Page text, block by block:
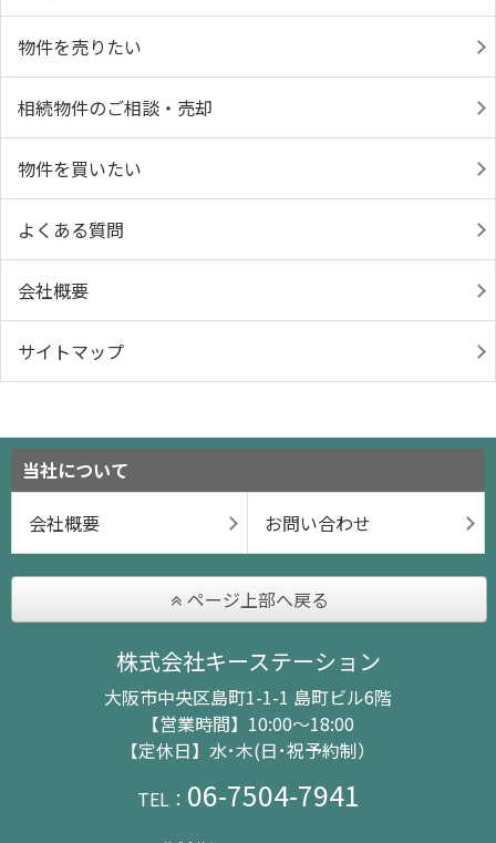
物件を売りたい
相続物件のご相談・売却
物件を買いたい
よくある質問
会社概要
サイトマップ
当社について
会社概要
お問い合わせ
ページ上部へ戻る
株式会社キーステーション
大阪市中央区島町1-1-1 島町ビル6階
【営業時間】10:00～18:00
【定休日】水･木(日･祝予約制）
TEL： 06-7504-7941